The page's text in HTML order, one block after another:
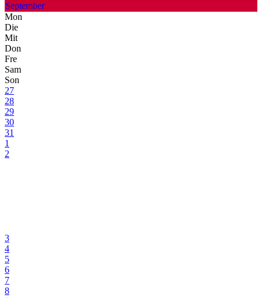
September
Mon
Die
Mit
Don
Fre
Sam
Son
27
28
29
30
31
1
2
3
4
5
6
7
8